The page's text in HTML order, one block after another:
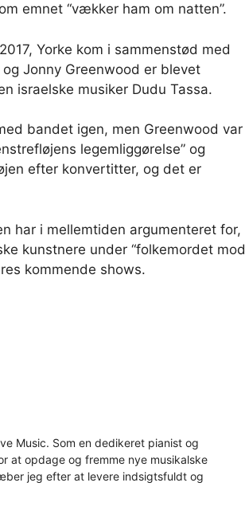
emnet “vækker ham om natten”.
Yorke kom i sammenstød med
Jonny Greenwood er blevet
israelske musiker Dudu Tassa.
bandet igen, men Greenwood var
legemliggørelse” og
efter konvertitter, og det er
har i mellemtiden argumenteret for,
kunstnere under “folkemordet mod
kommende shows.
Music. Som en dedikeret pianist og
at opdage og fremme nye musikalske
jeg efter at levere indsigtsfuldt og